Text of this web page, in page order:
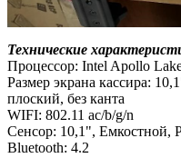
Технические
Процессор: Intel Apollo
Размер экрана кассира:
плоский, без канта
WIFI: 802.11 ac/b/g/n
Сенсор: 10,1", Емкостной,
Bluetooth: 4.2